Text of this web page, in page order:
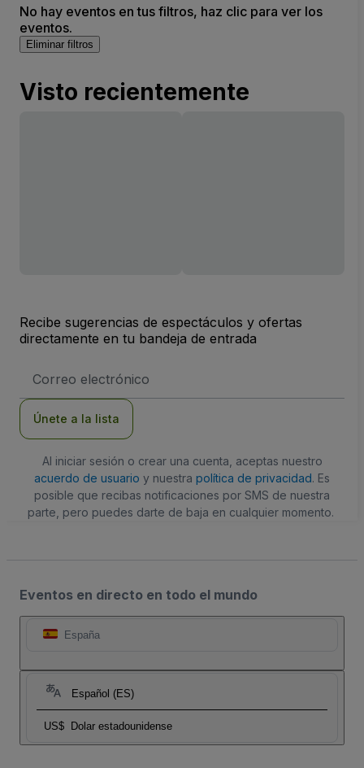
No hay eventos en tus filtros, haz clic para ver los
eventos.
Eliminar filtros
Visto recientemente
Recibe sugerencias de espectáculos y ofertas
directamente en tu bandeja de entrada
de
Únete a la lista
Al iniciar sesión o crear una cuenta, aceptas nuestro
acuerdo de usuario y nuestra política de privacidad. Es
posible que recibas notificaciones por SMS de nuestra
parte, pero puedes darte de baja en cualquier momento.
Eventos en directo en todo el mundo
España
Español (ES)
US$ Dolar estadounidense